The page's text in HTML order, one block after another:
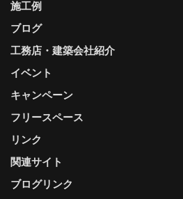
施工例
ブログ
工務店・建築会社紹介
イベント
キャンペーン
フリースペース
リンク
関連サイト
ブログリンク